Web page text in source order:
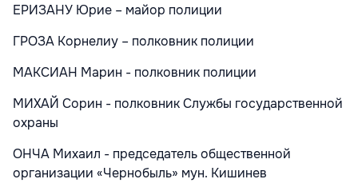
ЕРИЗАНУ Юрие – майор полиции
ГРОЗА Корнелиу – полковник полиции
МАКСИАН Марин - полковник полиции
МИХАЙ Сорин - полковник Службы государственной
охраны
ОНЧА Михаил - председатель общественной
организации «Чернобыль» мун. Кишинев